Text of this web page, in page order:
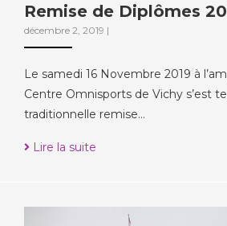
Remise de Diplômes
décembre 2, 2019 |
Le samedi 16 Novembre 2019 à
Centre Omnisports de Vichy s’est
traditionnelle remise…
Lire la suite